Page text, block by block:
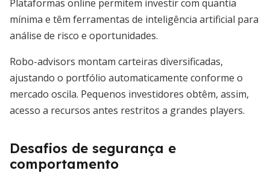
Plataformas online permitem investir com quantia
mínima e têm ferramentas de inteligência artificial para
análise de risco e oportunidades.
Robo-advisors montam carteiras diversificadas,
ajustando o portfólio automaticamente conforme o
mercado oscila. Pequenos investidores obtêm, assim,
acesso a recursos antes restritos a grandes players.
Desafios de segurança e
comportamento